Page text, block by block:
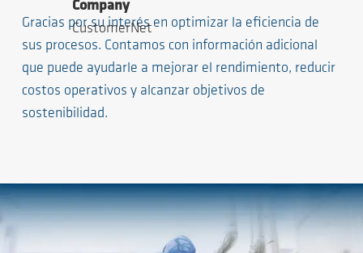
Gracias por su interés en optimizar la eficiencia de
sus procesos. Contamos con información adicional
que puede ayudarle a mejorar el rendimiento, reducir
costos operativos y alcanzar objetivos de
sostenibilidad.
Company
CustomerNet